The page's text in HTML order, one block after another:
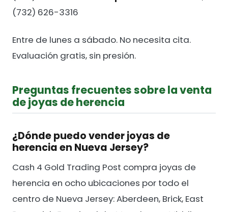
(732) 626-3316
Entre de lunes a sábado. No necesita cita.
Evaluación gratis, sin presión.
Preguntas frecuentes sobre la venta
de joyas de herencia
¿Dónde puedo vender joyas de
herencia en Nueva Jersey?
Cash 4 Gold Trading Post compra joyas de
herencia en ocho ubicaciones por todo el
centro de Nueva Jersey: Aberdeen, Brick, East